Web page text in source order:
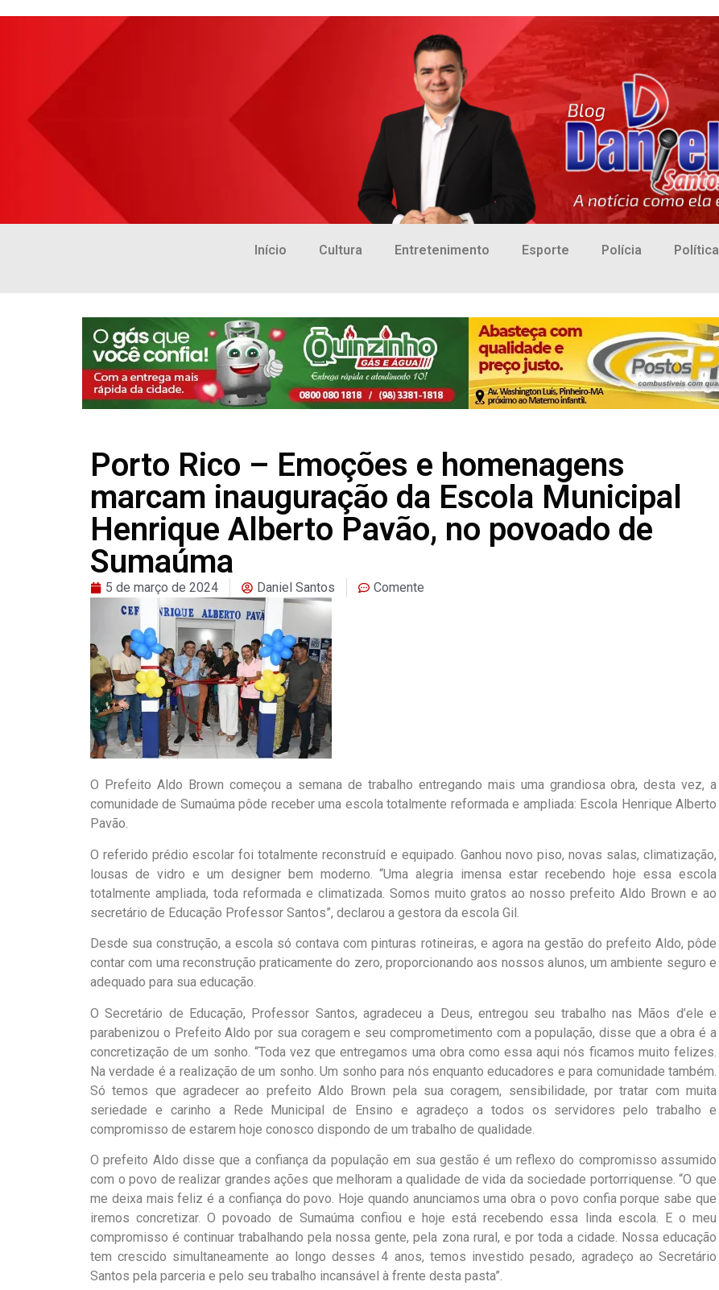
Início Cultura Entretenimento Esporte Polícia Política
Porto Rico – Emoções e homenagens
marcam inauguração da Escola Municipal
Henrique Alberto Pavão, no povoado de
Sumaúma
5 de março de 2024 Daniel Santos Comente
O Prefeito Aldo Brown começou a semana de trabalho entregando mais uma grandiosa obra, desta vez, a
comunidade de Sumaúma pôde receber uma escola totalmente reformada e ampliada: Escola Henrique Alberto
Pavão.
O referido prédio escolar foi totalmente reconstruíd e equipado. Ganhou novo piso, novas salas, climatização,
lousas de vidro e um designer bem moderno. “Uma alegria imensa estar recebendo hoje essa escola
totalmente ampliada, toda reformada e climatizada. Somos muito gratos ao nosso prefeito Aldo Brown e ao
secretário de Educação Professor Santos”, declarou a gestora da escola Gil.
Desde sua construção, a escola só contava com pinturas rotineiras, e agora na gestão do prefeito Aldo, pôde
contar com uma reconstrução praticamente do zero, proporcionando aos nossos alunos, um ambiente seguro e
adequado para sua educação.
O Secretário de Educação, Professor Santos, agradeceu a Deus, entregou seu trabalho nas Mãos d’ele e
parabenizou o Prefeito Aldo por sua coragem e seu comprometimento com a população, disse que a obra é a
concretização de um sonho. “Toda vez que entregamos uma obra como essa aqui nós ficamos muito felizes.
Na verdade é a realização de um sonho. Um sonho para nós enquanto educadores e para comunidade também.
Só temos que agradecer ao prefeito Aldo Brown pela sua coragem, sensibilidade, por tratar com muita
seriedade e carinho a Rede Municipal de Ensino e agradeço a todos os servidores pelo trabalho e
compromisso de estarem hoje conosco dispondo de um trabalho de qualidade.
O prefeito Aldo disse que a confiança da população em sua gestão é um reflexo do compromisso assumido
com o povo de realizar grandes ações que melhoram a qualidade de vida da sociedade portorriquense. “O que
me deixa mais feliz é a confiança do povo. Hoje quando anunciamos uma obra o povo confia porque sabe que
iremos concretizar. O povoado de Sumaúma confiou e hoje está recebendo essa linda escola. E o meu
compromisso é continuar trabalhando pela nossa gente, pela zona rural, e por toda a cidade. Nossa educação
tem crescido simultaneamente ao longo desses 4 anos, temos investido pesado, agradeço ao Secretário
Santos pela parceria e pelo seu trabalho incansável à frente desta pasta”.